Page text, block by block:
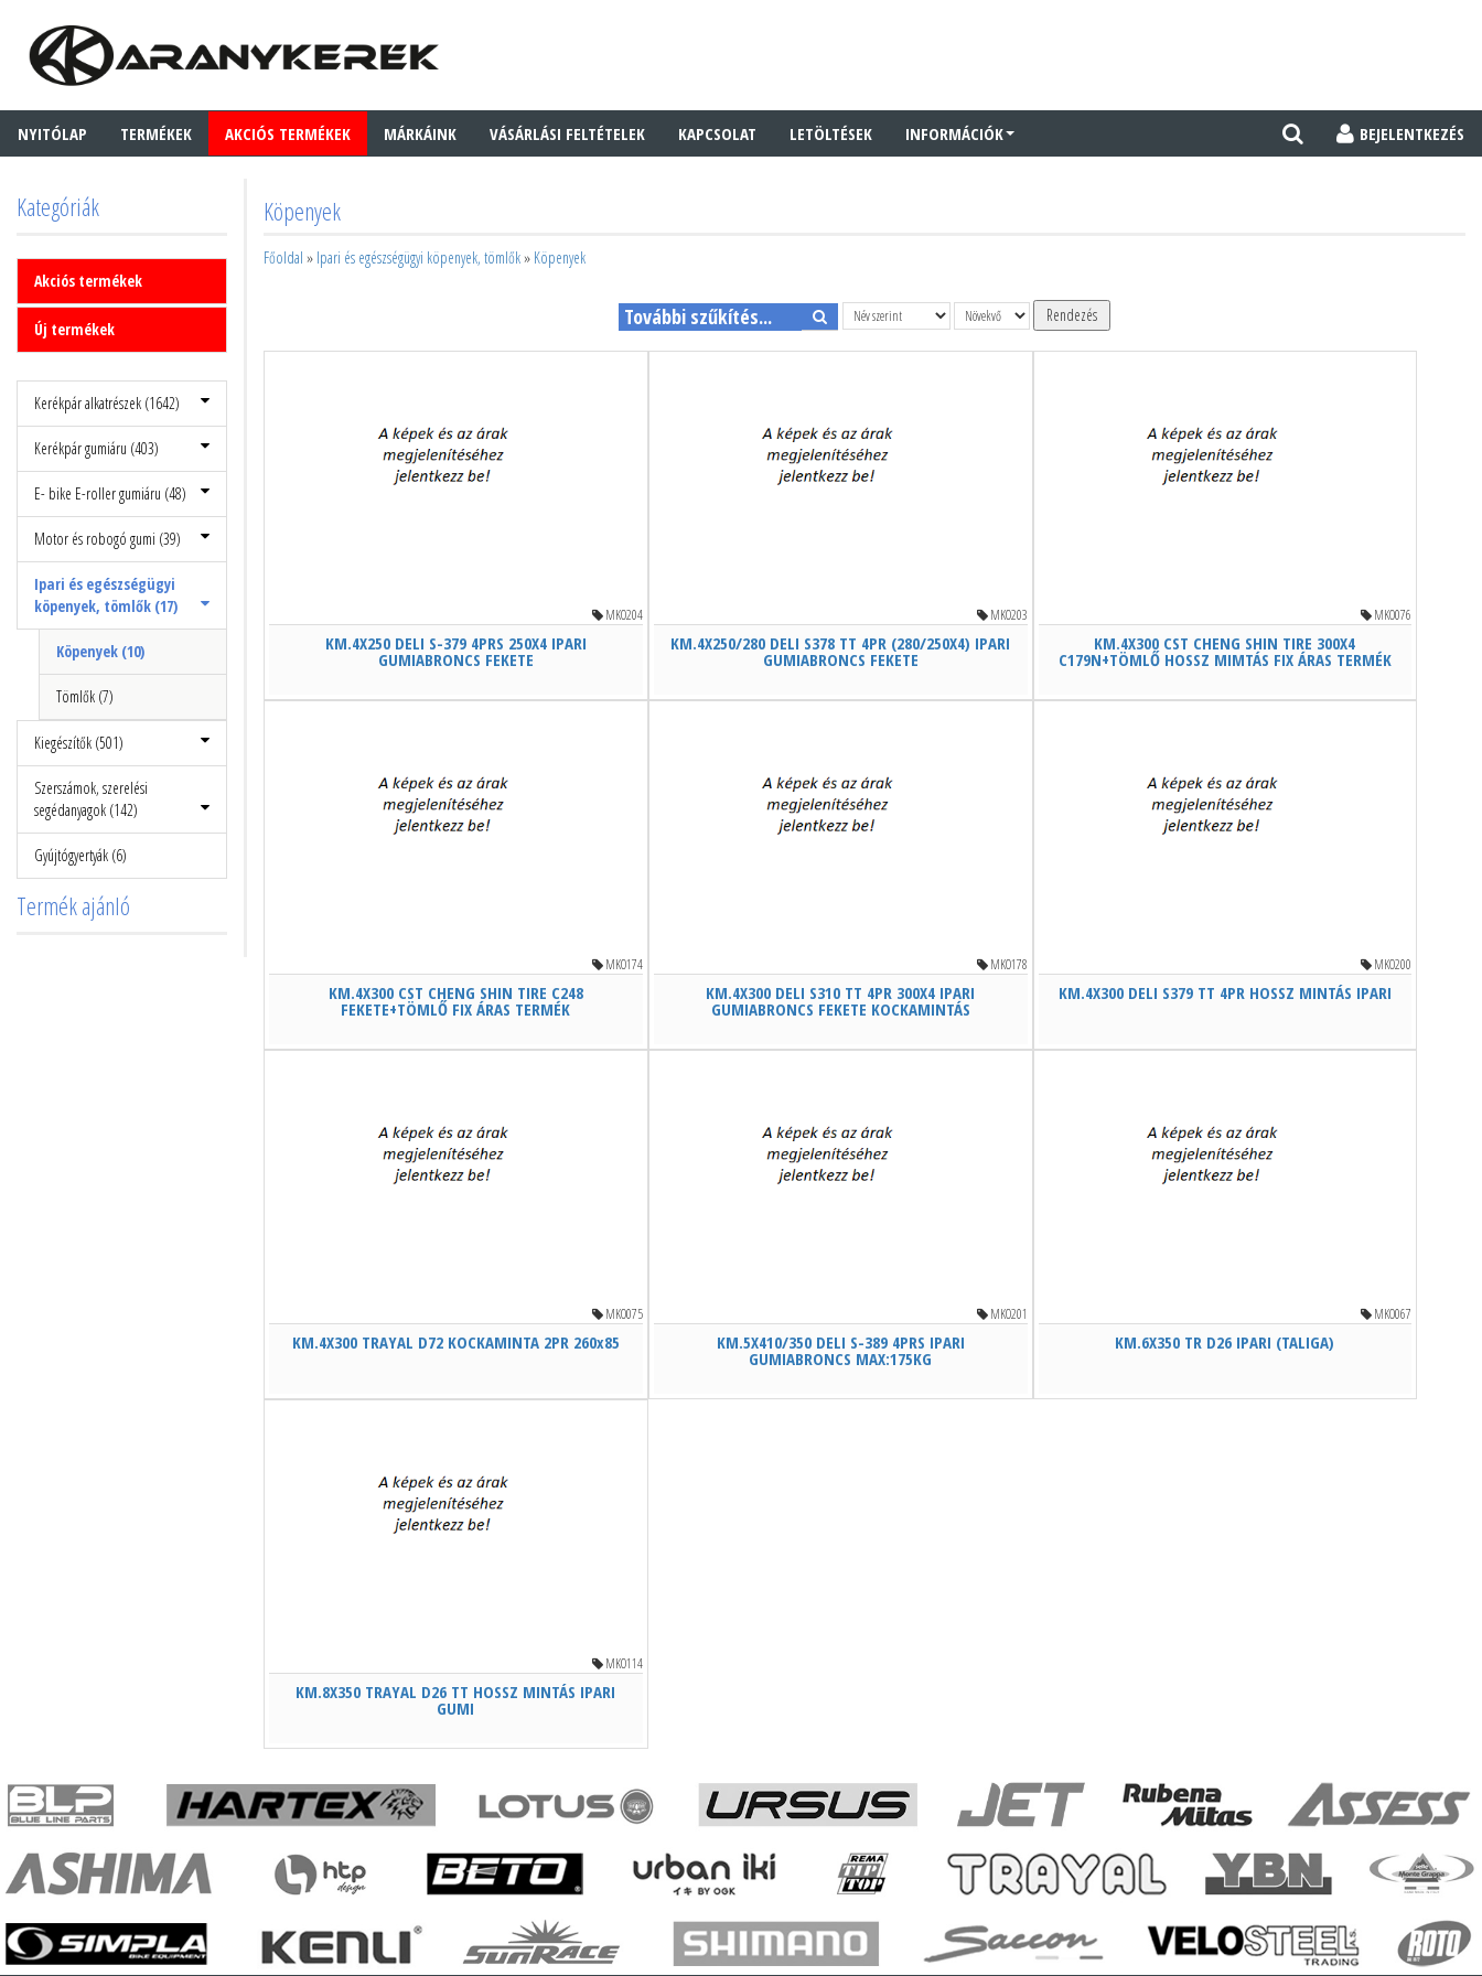
NYITÓLAP TERMÉKEK AKCIÓS TERMÉKEK MÁRKÁINK VÁSÁRLÁSI FELTÉTELEK KAPCSOLAT LETÖLTÉSEK INFORMÁCIÓK BEJELENTKEZÉS
Kategóriák
Akciós termékek
Új termékek
Kerékpár alkatrészek (1642)
Kerékpár gumiáru (403)
E- bike E-roller gumiáru (48)
Motor és robogó gumi (39)
Ipari és egészségügyi
köpenyek, tömlők (17)
Köpenyek (10)
Tömlők (7)
Kiegészítők (501)
Szerszámok, szerelési
segédanyagok (142)
Gyújtógyertyák (6)
Termék ajánló
Köpenyek
Főoldal » Ipari és egészségügyi köpenyek, tömlők» Köpenyek
Rendezés
MKO204
KM.4X250 DELI S-379 4PRS 250X4 IPARI
GUMIABRONCS FEKETE
MKO203
KM.4X250/280 DELI S378 TT 4PR (280/250X4) IPARI
GUMIABRONCS FEKETE
MKO076
KM.4X300 CST CHENG SHIN TIRE 300X4
C179N+TÖMLŐ HOSSZ MIMTÁS FIX ÁRAS TERMÉK
MKO174
KM.4X300 CST CHENG SHIN TIRE C248
FEKETE+TÖMLŐ FIX ÁRAS TERMÉK
MKO178
KM.4X300 DELI S310 TT 4PR 300X4 IPARI
GUMIABRONCS FEKETE KOCKAMINTÁS
MKO200
KM.4X300 DELI S379 TT 4PR HOSSZ MINTÁS IPARI
MKO075
KM.4X300 TRAYAL D72 KOCKAMINTA 2PR 260x85
MKO201
KM.5X410/350 DELI S-389 4PRS IPARI
GUMIABRONCS MAX:175KG
MKO067
KM.6X350 TR D26 IPARI (TALIGA)
MKO114
KM.8X350 TRAYAL D26 TT HOSSZ MINTÁS IPARI
GUMI